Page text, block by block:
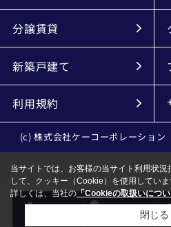
分譲賃貸
新築戸建て
利用規約
(c) 株式会社ケーコーポレーショ
電話 会員登録
当サイトでは、お客様の当サイト利用状
して、クッキー（Cookie）を使用していま
詳しくは、当社の「Cookieの取扱いにつ
閉じる